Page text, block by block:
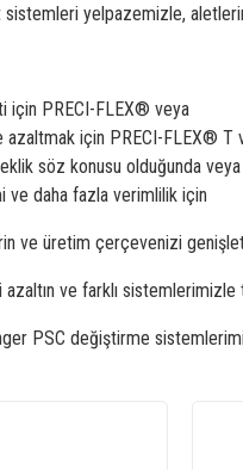
yelpazemizle,
için PRECI-FLEX® veya
azaltmak için PRECI-FLEX® T
söz konusu olduğunda veya
ve daha fazla verimlilik için
üretim çerçevenizi genişletin.
ve farklı
PSC değiştirme